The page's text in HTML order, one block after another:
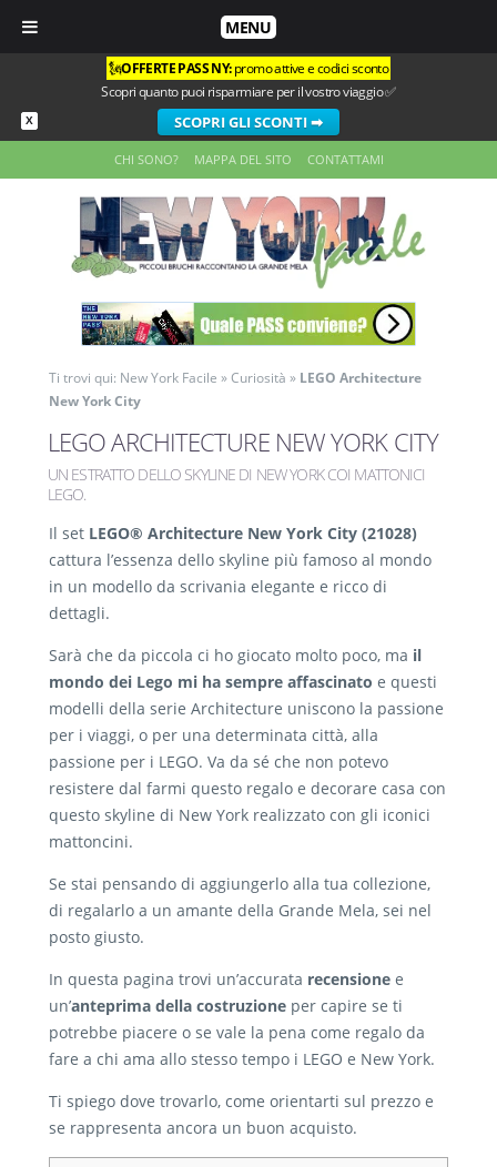
MENU
X
🗽OFFERTE PASS NY:promo attive e codici sconto
Scopri quanto puoi risparmiare per il vostro viaggio ✅
SCOPRI GLI SCONTI ➡
CHI SONO? MAPPA DEL SITO CONTATTAMI
Ti trovi qui: New York Facile »Curiosità » LEGO Architecture
New York City
LEGO ARCHITECTURE NEW YORK CITY
UN ESTRATTO DELLO SKYLINE DI NEW YORK COI MATTONICI
LEGO.
Il set LEGO® Architecture New York City (21028)
cattura l’essenza dello skyline più famoso al mondo
in un modello da scrivania elegante e ricco di
dettagli.
Sarà che da piccola ci ho giocato molto poco, ma il
mondo dei Lego mi ha sempre affascinato e questi
modelli della serie Architecture uniscono la passione
per i viaggi, o per una determinata città, alla
passione per i LEGO. Va da sé che non potevo
resistere dal farmi questo regalo e decorare casa con
questo skyline di New York realizzato con gli iconici
mattoncini.
Se stai pensando di aggiungerlo alla tua collezione,
di regalarlo a un amante della Grande Mela, sei nel
posto giusto.
In questa pagina trovi un’accurata recensione e
un’anteprima della costruzione per capire se ti
potrebbe piacere o se vale la pena come regalo da
fare a chi ama allo stesso tempo i LEGO e New York.
Ti spiego dove trovarlo, come orientarti sul prezzo e
se rappresenta ancora un buon acquisto.